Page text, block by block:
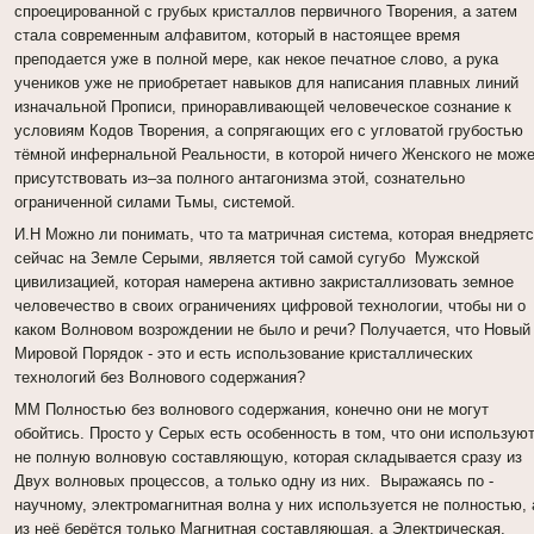
спроецированной с грубых кристаллов первичного Творения, а затем
стала современным алфавитом, который в настоящее время
преподается уже в полной мере, как некое печатное слово, а рука
учеников уже не приобретает навыков для написания плавных линий
изначальной Прописи, приноравливающей человеческое сознание к
условиям Кодов Творения, а сопрягающих его с угловатой грубостью
тёмной инфернальной Реальности, в которой ничего Женского не
присутствовать из–за полного антагонизма этой, сознательно
ограниченной силами Тьмы, системой.
И.Н Можно ли понимать, что та матричная система, которая
сейчас на Земле Серыми, является той самой сугубо Мужской
цивилизацией, которая намерена активно закристаллизовать земное
человечество в своих ограничениях цифровой технологии, чтобы ни о
каком Волновом возрождении не было и речи? Получается, что Новый
Мировой Порядок - это и есть использование кристаллических
технологий без Волнового содержания?
ММ Полностью без волнового содержания, конечно они не могут
обойтись. Просто у Серых есть особенность в том, что они
не полную волновую составляющую, которая складывается сразу из
Двух волновых процессов, а только одну из них. Выражаясь по -
научному, электромагнитная волна у них используется не полностью,
из неё берётся только Магнитная составляющая, а Электрическая,